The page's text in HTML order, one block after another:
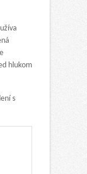
hlukom
s